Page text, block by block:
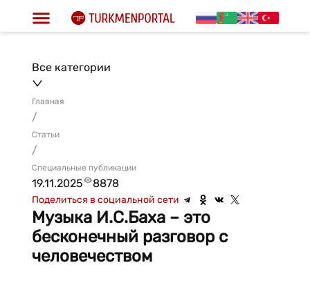
Все категории
Главная
/
Статьи
/
Специальные публикации
19.11.2025 8878
Поделиться в социальной сети
Музыка И.С.Баха – это
бесконечный разговор с
человечеством